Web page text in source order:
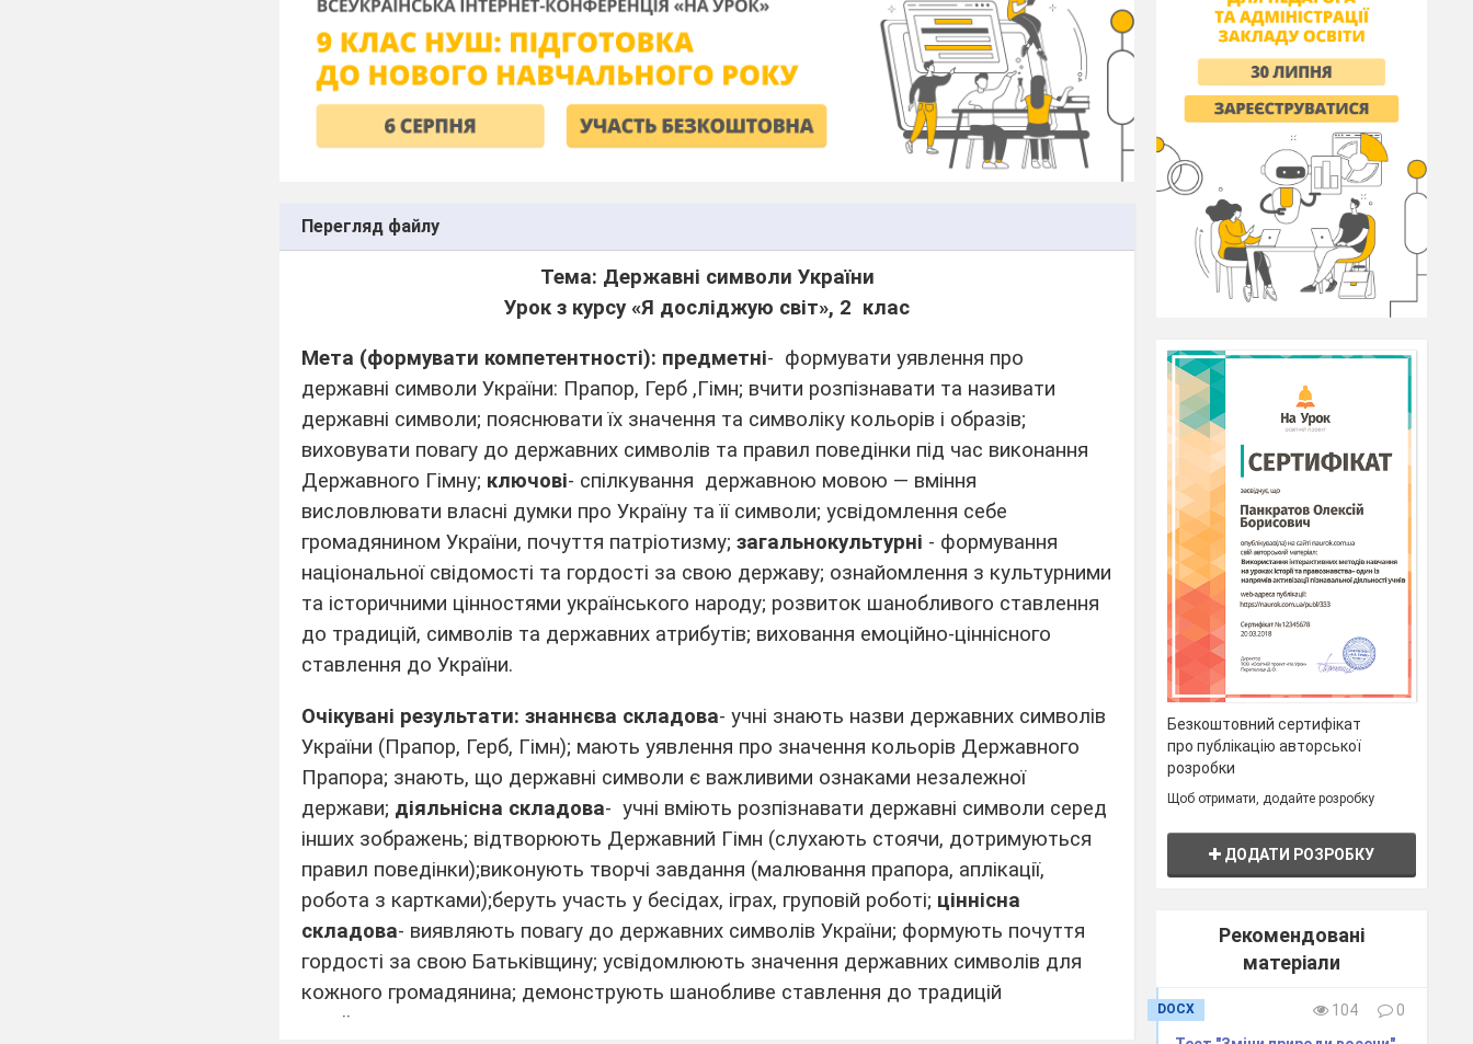
Перегляд файлу
Тема: Державні символи України
Урок з курсу «Я досліджую світ», 2 клас
Мета (формувати компетентності): предметні- формувати уявлення про
державні символи України: Прапор, Герб ,Гімн; вчити розпізнавати та називати
державні символи; пояснювати їх значення та символіку кольорів і образів;
виховувати повагу до державних символів та правил поведінки під час виконання
Державного Гімну; ключові- спілкування державною мовою — вміння
висловлювати власні думки про Україну та її символи; усвідомлення себе
громадянином України, почуття патріотизму;загальнокультурні - формування
національної свідомості та гордості за свою державу; ознайомлення з культурними
та історичними цінностями українського народу; розвиток шанобливого ставлення
до традицій, символів та державних атрибутів; виховання емоційно-ціннісного
ставлення до України.
Очікувані результати: знаннєва складова- учні знають назви державних символів
України (Прапор, Герб, Гімн); мають уявлення про значення кольорів Державного
Прапора; знають, що державні символи є важливими ознаками незалежної
держави; діяльнісна складова- учні вміють розпізнавати державні символи серед
інших зображень; відтворюють Державний Гімн (слухають стоячи, дотримуються
правил поведінки);виконують творчі завдання (малювання прапора, аплікації,
робота з картками);беруть участь у бесідах, іграх, груповій роботі; ціннісна
складова- виявляють повагу до державних символів України; формують почуття
гордості за свою Батьківщину; усвідомлюють значення державних символів для
кожного громадянина; демонструють шанобливе ставлення до традицій
українського народу.
Безкоштовний сертифікат
про публікацію авторської
розробки
Щоб отримати, додайте розробку
ДОДАТИ РОЗРОБКУ
Рекомендовані
матеріали
DOCX 104
0